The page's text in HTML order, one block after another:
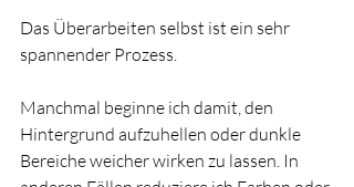
Das Überarbeiten selbst ist ein sehr
spannender Prozess.
Manchmal beginne ich damit, den
Hintergrund aufzuhellen oder dunkle
Bereiche weicher wirken zu lassen. In